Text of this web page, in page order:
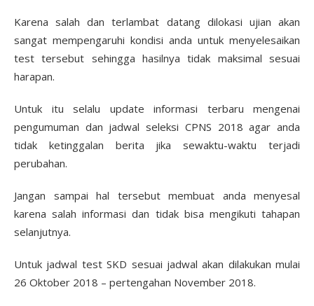
Karena salah dan terlambat datang dilokasi ujian akan
sangat mempengaruhi kondisi anda untuk menyelesaikan
test tersebut sehingga hasilnya tidak maksimal sesuai
harapan.
Untuk itu selalu update informasi terbaru mengenai
pengumuman dan jadwal seleksi CPNS 2018 agar anda
tidak ketinggalan berita jika sewaktu-waktu terjadi
perubahan.
Jangan sampai hal tersebut membuat anda menyesal
karena salah informasi dan tidak bisa mengikuti tahapan
selanjutnya.
Untuk jadwal test SKD sesuai jadwal akan dilakukan mulai
26 Oktober 2018 – pertengahan November 2018.